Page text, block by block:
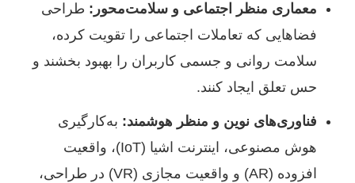
معماری منظر اجتماعی و سلامت‌محور: طراحی
فضاهایی که تعاملات اجتماعی را تقویت کرده،
سلامت روانی و جسمی کاربران را بهبود بخشند و
حس تعلق ایجاد کنند.
فناوری‌های نوین و منظر هوشمند: به‌کارگیری
هوش مصنوعی، اینترنت اشیا (IoT)، واقعیت
افزوده (AR) و واقعیت مجازی (VR) در طراحی،